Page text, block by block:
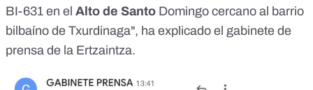
BI-631 en el Alto de Santo Domingo cercano al barrio
bilbaíno de Txurdinaga", ha explicado el gabinete de
prensa de la Ertzaintza.